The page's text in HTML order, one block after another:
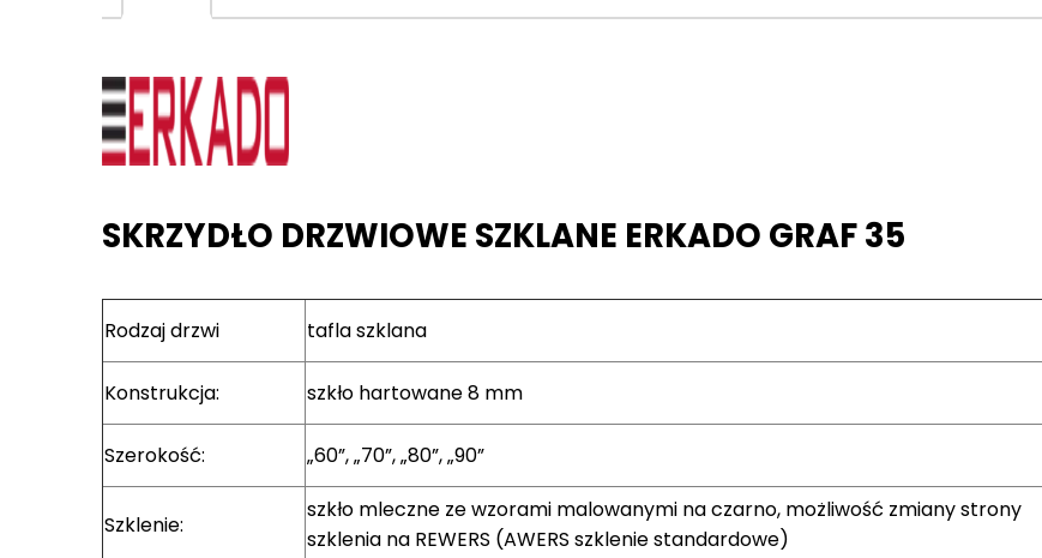
SKRZYDŁO DRZWIOWE SZKLANE ERKADO GRAF 35
Rodzaj drzwi tafla szklana
Konstrukcja: szkło hartowane 8 mm
Szerokość: „60”, „70”, „80”, „90”
Szklenie:
szkło mleczne ze wzorami malowanymi na czarno, możliwość zmiany strony
szklenia na REWERS (AWERS szklenie standardowe)